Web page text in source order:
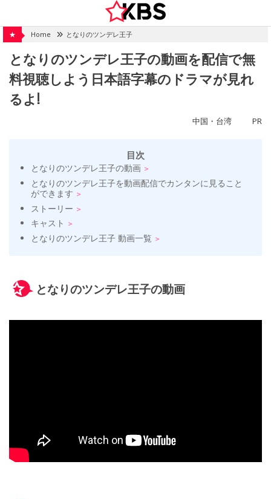
content
★ Home となりのツンデレ王子
となりのツンデレ王子の動画を配信で無
料視聴しよう日本語字幕のドラマが見れ
るよ!
中国・台湾 PR
目次
となりのツンデレ王子の動画
となりのツンデレ王子を動画配信でカンタンに見ること
ができます
ストーリー
キャスト
となりのツンデレ王子 動画一覧
となりのツンデレ王子の動画